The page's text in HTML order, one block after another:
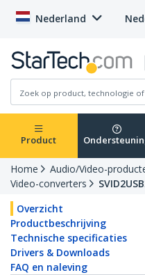
Nederland
Product
Home Audio/Video-
Video-converters
Overzicht
Productbeschrijving
Technische specificaties
Drivers & Downloads
FAQ en naleving